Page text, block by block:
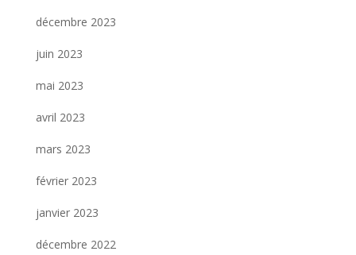
décembre 2023
juin 2023
mai 2023
avril 2023
mars 2023
février 2023
janvier 2023
décembre 2022